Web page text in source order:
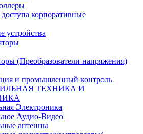
корпоративные
устройства
(Преобразователи напряжения)
и промышленный контроль
ТЕХНИКА И
Электроника
Аудио-Видео
антенны